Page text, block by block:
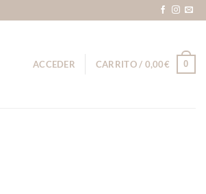
ACCEDER CARRITO / 0,00€ 0